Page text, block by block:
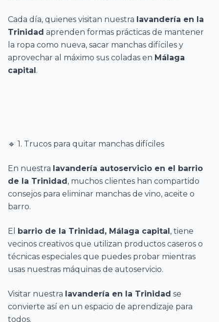
Cada día, quienes visitan nuestra lavandería en la
Trinidad aprenden formas prácticas de mantener
la ropa como nueva, sacar manchas difíciles y
aprovechar al máximo sus coladas en Málaga
capital.
🔹 1. Trucos para quitar manchas difíciles
En nuestra lavandería autoservicio en el barrio
de la Trinidad, muchos clientes han compartido
consejos para eliminar manchas de vino, aceite o
barro.
El barrio de la Trinidad, Málaga capital, tiene
vecinos creativos que utilizan productos caseros o
técnicas especiales que puedes probar mientras
usas nuestras máquinas de autoservicio.
Visitar nuestra lavandería en la Trinidad se
convierte así en un espacio de aprendizaje para
todos.